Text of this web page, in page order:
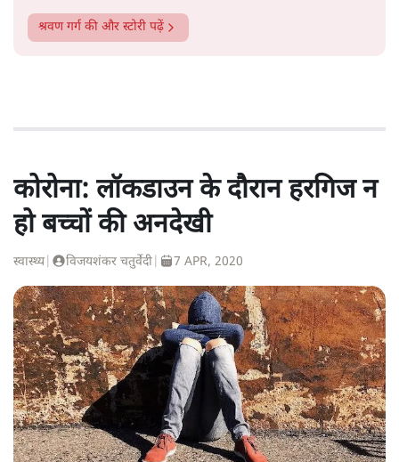
श्रवण गर्ग
श्रवण गर्गकी और स्टोरी पढ़ें
कोरोना: लॉकडाउन के दौरान हरगिज न
हो बच्चों की अनदेखी